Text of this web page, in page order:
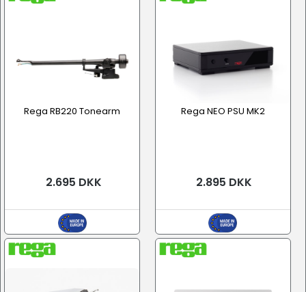
Rega RB220 Tonearm
2.695 DKK
Rega NEO PSU MK2
2.895 DKK